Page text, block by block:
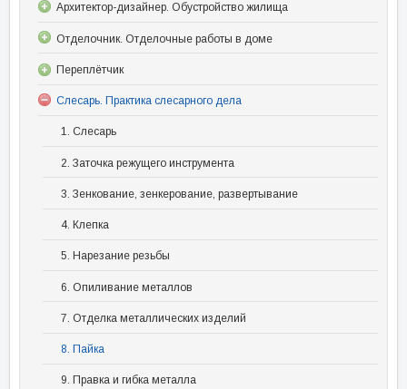
Архитектор-дизайнер. Обустройство жилища
Отделочник. Отделочные работы в доме
Переплётчик
Слесарь. Практика слесарного дела
1. Слесарь
2. Заточка режущего инструмента
3. Зенкование, зенкерование, развертывание
4. Клепка
5. Нарезание резьбы
6. Опиливание металлов
7. Отделка металлических изделий
8. Пайка
9. Правка и гибка металла